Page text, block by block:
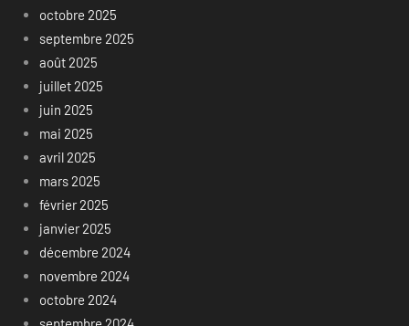
octobre 2025
septembre 2025
août 2025
juillet 2025
juin 2025
mai 2025
avril 2025
mars 2025
février 2025
janvier 2025
décembre 2024
novembre 2024
octobre 2024